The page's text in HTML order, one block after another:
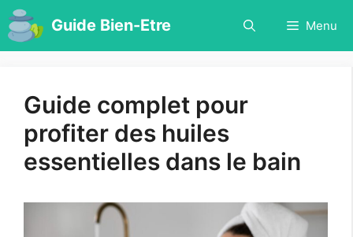
Aller
au
contenu
Guide Bien-Etre Menu
Guide complet pour
profiter des huiles
essentielles dans le bain